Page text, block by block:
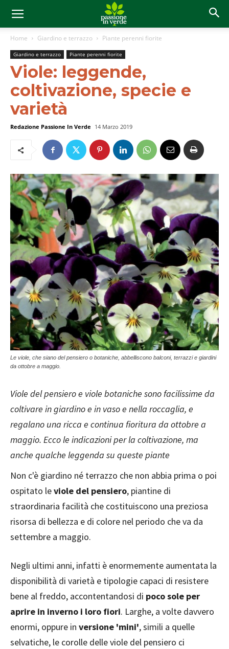
Home Giardino e terrazzo Piante perenni fiorite
Giardino e terrazzo Piante perenni fiorite
Viole: leggende,
coltivazione, specie e
varietà
Redazione Passione In Verde 14 Marzo 2019
Le viole, che siano del pensiero o botaniche, abbelliscono balconi, terrazzi e giardini
da ottobre a maggio.
Viole del pensiero e viole botaniche sono facilissime da
coltivare in giardino e in vaso e nella roccaglia, e
regalano una ricca e continua fioritura da ottobre a
maggio. Ecco le indicazioni per la coltivazione, ma
anche qualche leggenda su queste piante
Non c'è giardino né terrazzo che non abbia prima o poi
ospitato leviole del pensiero, piantine di
straordinaria facilità che costituiscono una preziosa
risorsa di bellezza e di colore nel periodo che va da
settembre a maggio.
Negli ultimi anni, infatti è enormemente aumentata la
disponibilità di varietà e tipologie capaci di resistere
bene al freddo, accontentandosi di poco sole per
aprire in inverno i loro fiori. Larghe, a volte davvero
enormi, oppure in versione 'mini', simili a quelle
selvatiche, le corolle delle viole del pensiero ci